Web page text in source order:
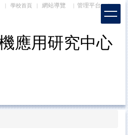
學校首頁 網站導覽 管理平台 |